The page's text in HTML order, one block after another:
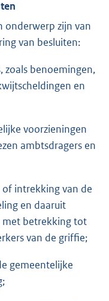
onderwerp zijn van
van besluiten:
zoals benoemingen,
en
voorzieningen
ambtsdragers en
intrekking van de
en daaruit
met betrekking tot
van de griffie;
gemeentelijke